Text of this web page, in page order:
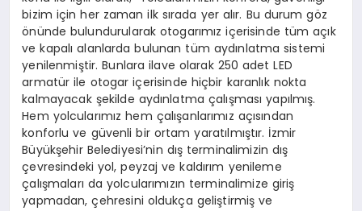
bizim için her zaman ilk sırada yer alır. Bu durum göz
önünde bulundurularak otogarımız içerisinde tüm açık
ve kapalı alanlarda bulunan tüm aydınlatma sistemi
yenilenmiştir. Bunlara ilave olarak 250 adet LED
armatür ile otogar içerisinde hiçbir karanlık nokta
kalmayacak şekilde aydınlatma çalışması yapılmış.
Hem yolcularımız hem çalışanlarımız açısından
konforlu ve güvenli bir ortam yaratılmıştır. İzmir
Büyükşehir Belediyesi’nin dış terminalimizin dış
çevresindeki yol, peyzaj ve kaldırım yenileme
çalışmaları da yolcularımızın terminalimize giriş
yapmadan, çehresini oldukça geliştirmiş ve